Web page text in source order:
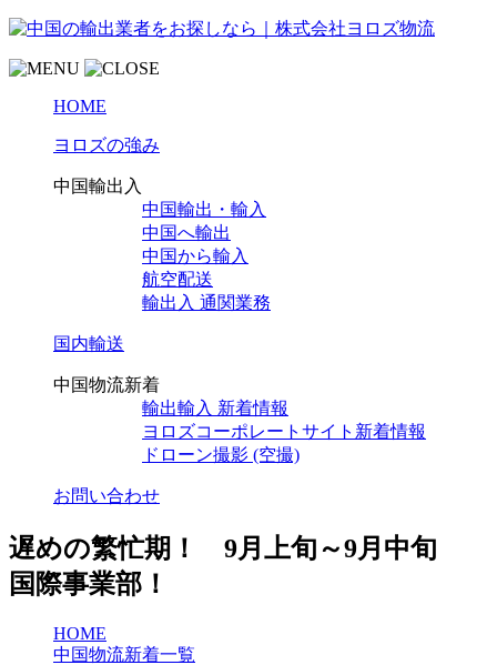
HOME
ヨロズの強み
中国輸出入
中国輸出・輸入
中国へ輸出
中国から輸入
航空配送
輸出入 通関業務
国内輸送
中国物流新着
輸出輸入 新着情報
ヨロズコーポレートサイト新着情報
ドローン撮影 (空撮)
お問い合わせ
遅めの繁忙期！ 9月上旬～9月中旬
国際事業部！
HOME
中国物流新着一覧